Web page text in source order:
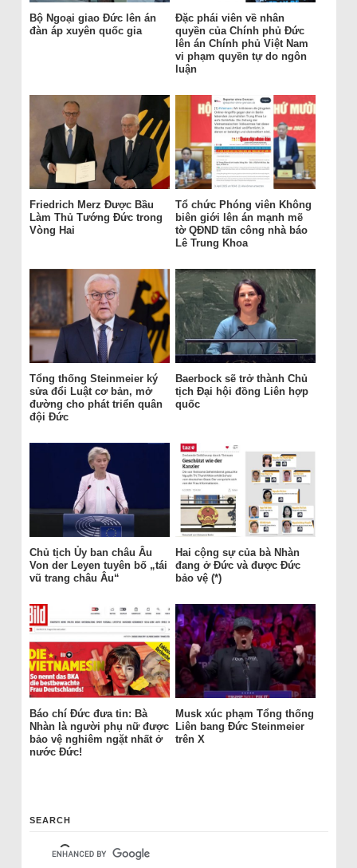
Bộ Ngoại giao Đức lên án
đàn áp xuyên quốc gia
Đặc phái viên về nhân
quyền của Chính phủ Đức
lên án Chính phủ Việt Nam
vi phạm quyền tự do ngôn
luận
Friedrich Merz Được Bầu
Làm Thủ Tướng Đức trong
Vòng Hai
Tổ chức Phóng viên Không
biên giới lên án mạnh mẽ
tờ QĐND tấn công nhà báo
Lê Trung Khoa
Tổng thống Steinmeier ký
sửa đổi Luật cơ bản, mở
đường cho phát triển quân
đội Đức
Baerbock sẽ trở thành Chủ
tịch Đại hội đồng Liên hợp
quốc
Chủ tịch Ủy ban châu Âu
Von der Leyen tuyên bố „tái
vũ trang châu Âu“
Hai cộng sự của bà Nhàn
đang ở Đức và được Đức
bảo vệ (*)
Báo chí Đức đưa tin: Bà
Nhàn là người phụ nữ được
bảo vệ nghiêm ngặt nhất ở
nước Đức!
Musk xúc phạm Tổng thống
Liên bang Đức Steinmeier
trên X
SEARCH